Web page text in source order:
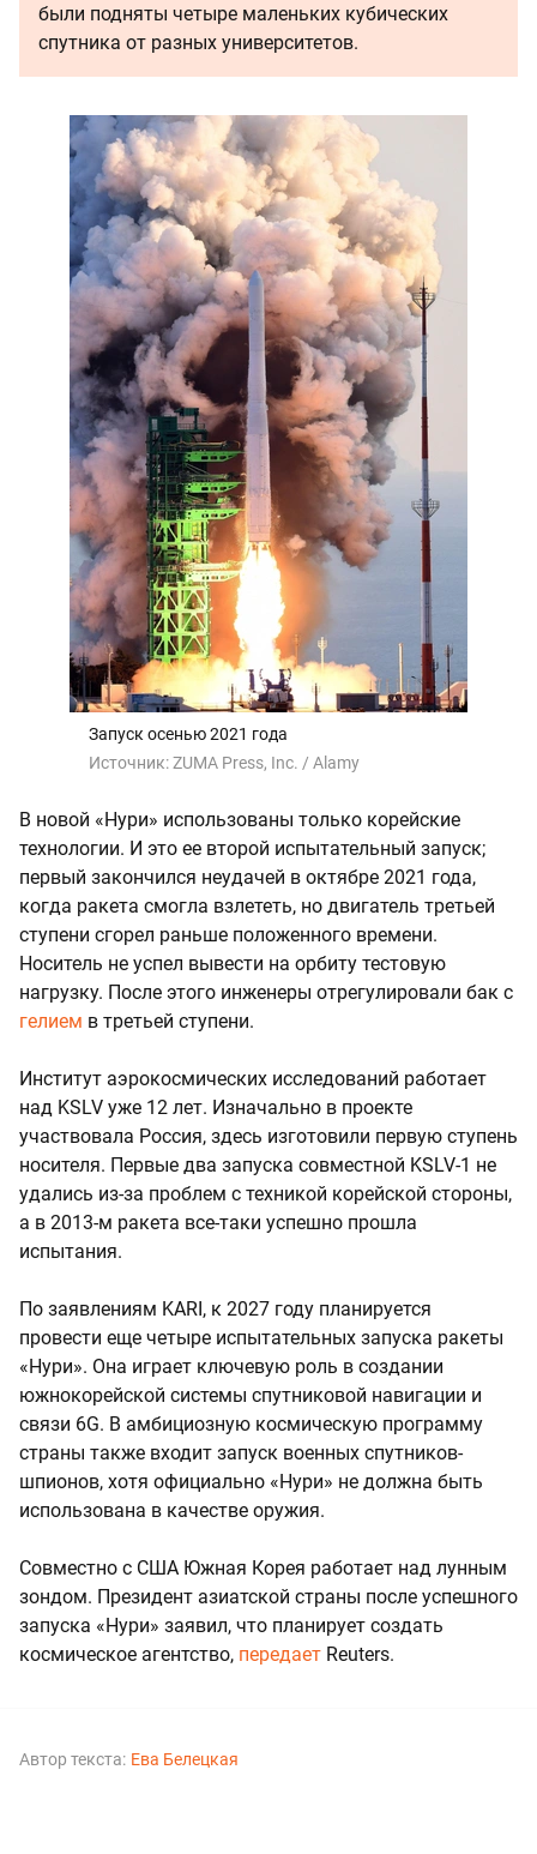
были подняты четыре маленьких кубических
спутника от разных университетов.
Запуск осенью 2021 года
Источник:ZUMA Press, Inc. / Alamy
В новой «Нури» использованы только корейские
технологии. И это ее второй испытательный запуск;
первый закончился неудачей в октябре 2021 года,
когда ракета смогла взлететь, но двигатель третьей
ступени сгорел раньше положенного времени.
Носитель не успел вывести на орбиту тестовую
нагрузку. После этого инженеры отрегулировали бак с
гелием в третьей ступени.
Институт аэрокосмических исследований работает
над KSLV уже 12 лет. Изначально в проекте
участвовала Россия, здесь изготовили первую ступень
носителя. Первые два запуска совместной KSLV-1 не
удались из-за проблем с техникой корейской стороны,
а в 2013-м ракета все-таки успешно прошла
испытания.
По заявлениям KARI, к 2027 году планируется
провести еще четыре испытательных запуска ракеты
«Нури». Она играет ключевую роль в создании
южнокорейской системы спутниковой навигации и
связи 6G. В амбициозную космическую программу
страны также входит запуск военных спутников-
шпионов, хотя официально «Нури» не должна быть
использована в качестве оружия.
Совместно с США Южная Корея работает над лунным
зондом. Президент азиатской страны после успешного
запуска «Нури» заявил, что планирует создать
космическое агентство, передает Reuters.
Автор текста: Ева Белецкая